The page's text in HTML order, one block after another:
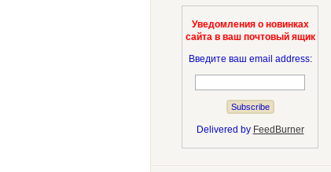
Уведомления о новинках
сайта в ваш почтовый ящик
Введите ваш email address:
Delivered by FeedBurner